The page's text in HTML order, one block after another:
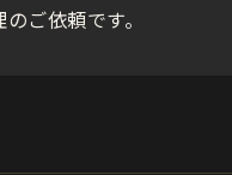
ご依頼です。